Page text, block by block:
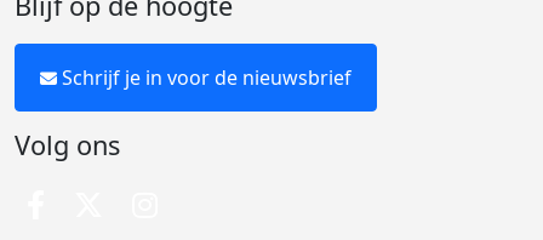
Schrijf je in voor de nieuwsbrief
Volg ons